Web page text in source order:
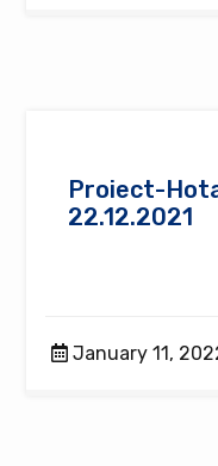
Proiect-
22.12.2021
January 11,